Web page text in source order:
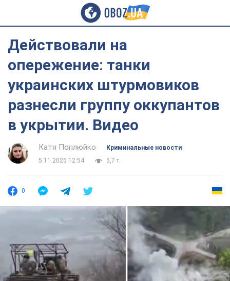
Действовали на
опережение: танки
украинских штурмовиков
разнесли группу оккупантов
в укрытии. Видео
Катя Поплюйко
Криминальные новости
5.11.2025 12:54
5,7 т.
0